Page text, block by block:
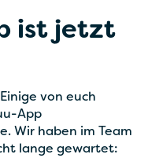
ist jetzt
von euch
App
Wir haben im Team
lange gewartet: